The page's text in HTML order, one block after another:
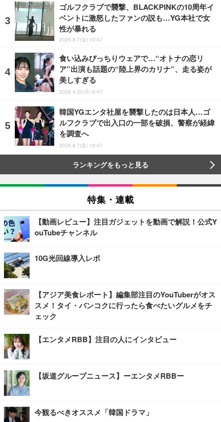
ゴルフクラブで襲撃、BLACKPINKの10周年イ
ベントに激怒したファンの説も…YG本社で女
性が暴れる
2026.8.7(金) 10:47
食い込みぴっちりウェアで…“オトナの恋リ
ア”出演も話題の“陸上界のカリナ”、走る姿が
美しすぎる
2026.4.20(月) 6:47
韓国YGエンタ社屋を襲撃したのは日本人…ゴ
ルフクラブで出入口の一部を破損、警察が経緯
を調査へ
2026.8.7(金) 18:47
ランキングをもっと見る
特集・連載
【動画レビュー】注目ガジェットを動画で解説！公式Y
ouTubeチャンネル
10G光回線導入レポ
【アジア美食レポート】編集部注目のYouTuberがオス
スメ！タイ・バンコクに行ったら食べたいグルメをチ
ェック
【エンタメRBB】注目の人にインタビュー
【坂道グループニュース】ーエンタメRBBー
今観るべきオススメ「韓国ドラマ」